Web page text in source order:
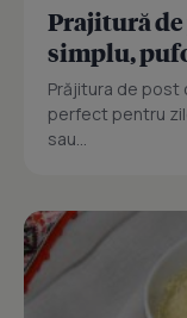
Prajitură de
simplu,
Prăjitura de post
perfect pentru
sau...